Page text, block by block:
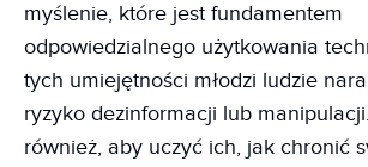
myślenie, które jest fundamentem
odpowiedzialnego użytkowania
tych umiejętności młodzi ludzie
ryzyko dezinformacji lub
również, aby uczyć ich, jak chronić